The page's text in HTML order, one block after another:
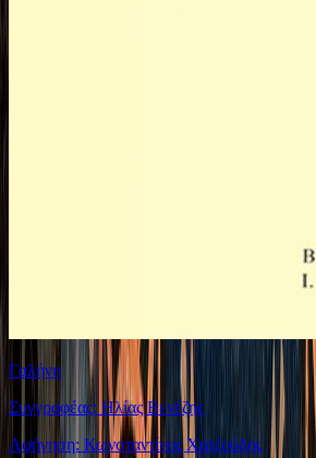
Γαλήνη
Συγγραφέας: Ηλίας Βενέζης
Αφήγηση: Κωνσταντίνος Χατζούδης